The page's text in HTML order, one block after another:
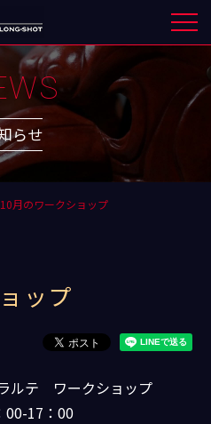
らせ
10月のワークショップ
ップ
ルテ ワークショップ
00-17：00